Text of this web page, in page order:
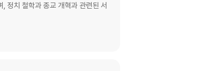
국의 광영 43. 십자군 44. 중세의 지
호신 59. 효웅 발렌슈타인 60. 국제회
, 정치 철학과 종교 개혁과 관련된 서